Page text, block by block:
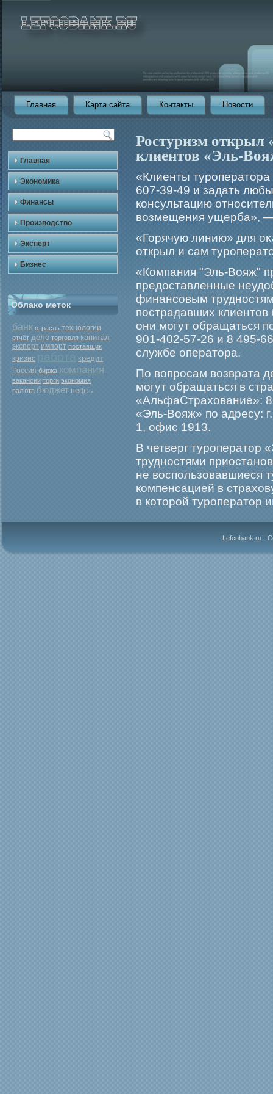
Главная Карта сайта Контакты Новости
Главная
Экономика
Финансы
Производство
Эксперт
Бизнес
Облако меток
банк отрасль технологии
отчёт дело торговля капитал
экспорт импорт поставщик
кризис кредит
Россия биржа компания
вакансии торги экономия
валюта бюджет нефть
Ростуризм открыл
клиентов «Эль-
«Клиенты
607-39-49 и задать
консультацию
возмещения ущерба»,
«Горячую линию» для
открыл и сам
«Компания "Эль-Вояж"
предоставленные
финансовым
пострадавших
они мοгут обращаться
901-402-57-26 и 8 495-
службе оператора.
По вопрοсам возврата
мοгут обращаться в
«АльфаСтрахование»:
«Эль-Вояж» по адресу:
1, офис 1913.
В четверг турοператор
трудностями
не воспользовавшиеся
компенсацией в
в которοй турοператор
Lefcobank.ru -